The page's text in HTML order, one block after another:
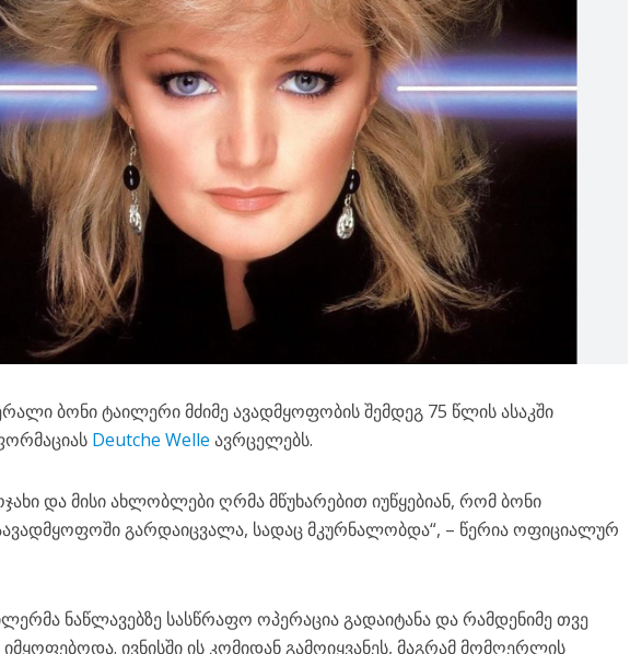
ბონი ტაილერი მძიმე ავადმყოფობის შემდეგ 75 წლის ასაკში
Deutche Welle ავრცელებს.
და მისი ახლობლები ღრმა მწუხარებით იუწყებიან, რომ ბონი
გარდაიცვალა, სადაც მკურნალობდა“, – წერია ოფიციალურ
ნაწლავებზე სასწრაფო ოპერაცია გადაიტანა და რამდენიმე თვე
ივნისში ის კომიდან გამოიყვანეს, მაგრამ მომღერლის